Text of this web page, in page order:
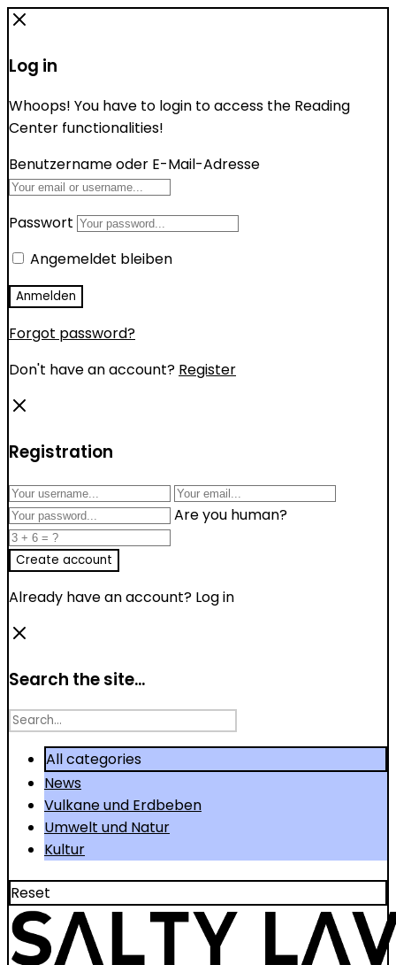
Log in
Whoops! You have to login to access the Reading
Center functionalities!
Benutzername oder E-Mail-Adresse
Passwort
Angemeldet bleiben
Forgot password?
Don't have an account? Register
Registration
Are you human?
Already have an account? Log in
Search the site...
Search
All categories
News
Vulkane und Erdbeben
Umwelt und Natur
Kultur
Reset